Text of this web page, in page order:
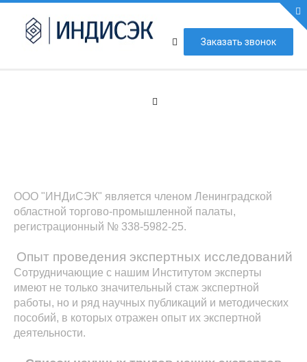
ИНДИСЭК
И досудебные, и судебные исследования мы выполняем,
руководствуясь принципами объективности, достоверности
на осуществление конкретной экспертной деятельности.
КАК С НАМИ СВЯЗАТЬСЯ
Телефон:8 800 222 74 97
Мобильный:
+7 (999) 034 32 39
E-mail:info@indisek.ru
Заказать звонок
ООО "ИНДиСЭК" является членом Ленинградской
областной торгово-промышленной палаты,
регистрационный № 338-5982-25.
Опыт проведения экспертных исследований
Сотрудничающие с нашим Институтом эксперты
имеют не только значительный стаж экспертной
работы, но и ряд научных публикаций и методических
пособий, в которых отражен опыт их экспертной
деятельности.